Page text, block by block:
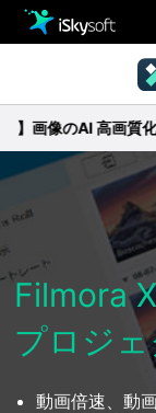
Utility
製品活用事例
ストア
ダウンロード
サポート
製品ページ
Filmstock
操作ガイド
動作環境
動画編集の基本
無料ダウンロード
のAI 高画質化鮮明
Filmora
プロジ
動画倍速、動